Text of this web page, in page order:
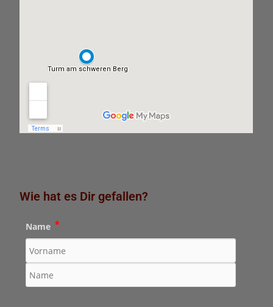
Wie hat es Dir gefallen?
Name *